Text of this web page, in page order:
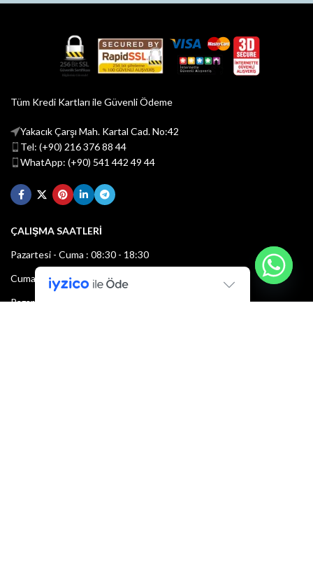
Tüm Kredi Kartları ile Güvenli Ödeme
Yakacık Çarşı Mah. Kartal Cad. No:42
Tel: (+90) 216 376 88 44
WhatApp: (+90) 541 442 49 44
ÇALIŞMA SAATLERİ
Pazartesi - Cuma : 08:30 - 18:30
Cumartesi : 08:30 - 13:00
Pazar: Kapalı